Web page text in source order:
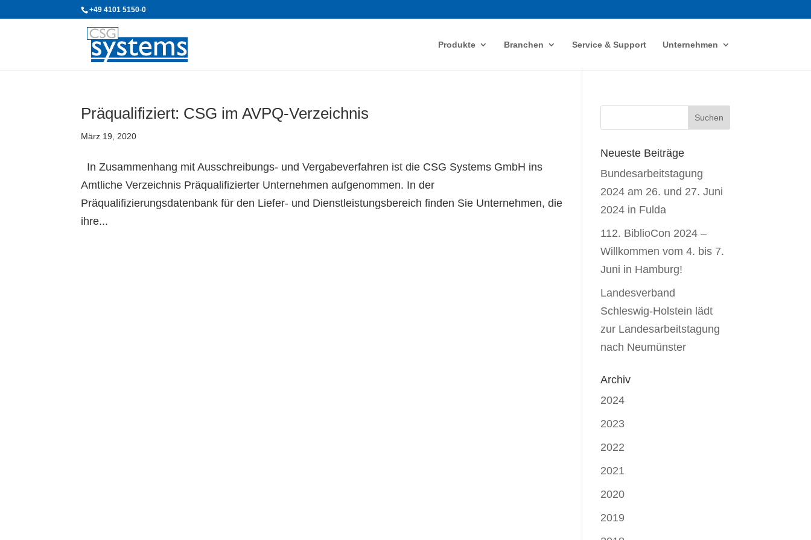
+49 4101 5150-0
Produkte Branchen Service & Support Unternehmen
Präqualifiziert: CSG im AVPQ-Verzeichnis
März 19, 2020
In Zusammenhang mit Ausschreibungs- und Vergabeverfahren ist die CSG Systems GmbH ins
Amtliche Verzeichnis Präqualifizierter Unternehmen aufgenommen. In der
Präqualifizierungsdatenbank für den Liefer- und Dienstleistungsbereich finden Sie Unternehmen, die
ihre...
Neueste Beiträge
Bundesarbeitstagung
2024 am 26. und 27. Juni
2024 in Fulda
112. BiblioCon 2024 –
Willkommen vom 4. bis 7.
Juni in Hamburg!
Landesverband
Schleswig-Holstein lädt
zur Landesarbeitstagung
nach Neumünster
Archiv
2024
2023
2022
2021
2020
2019